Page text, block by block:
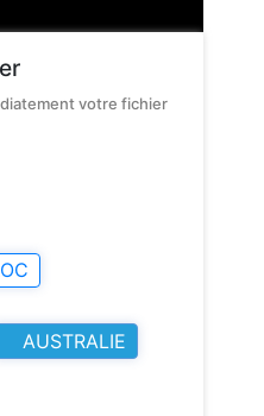
votre fichier
AUSTRALIE